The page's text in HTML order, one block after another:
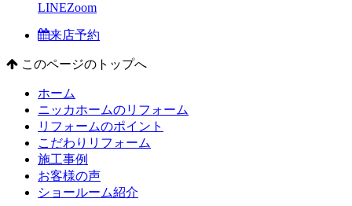
LINEZoom
来店予約
このページのトップへ
ホーム
ニッカホームのリフォーム
リフォームのポイント
こだわりリフォーム
施工事例
お客様の声
ショールーム紹介